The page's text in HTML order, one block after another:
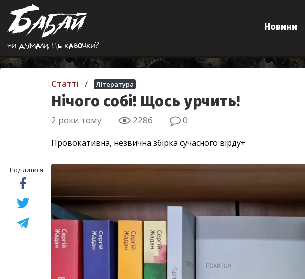
Ви думали, це казочки?
Новини
Статті / Література
Нічого собі! Щось урчить!
2 роки тому 2286 0
Провокативна, незвична збірка сучасного вірду+
Поділитися